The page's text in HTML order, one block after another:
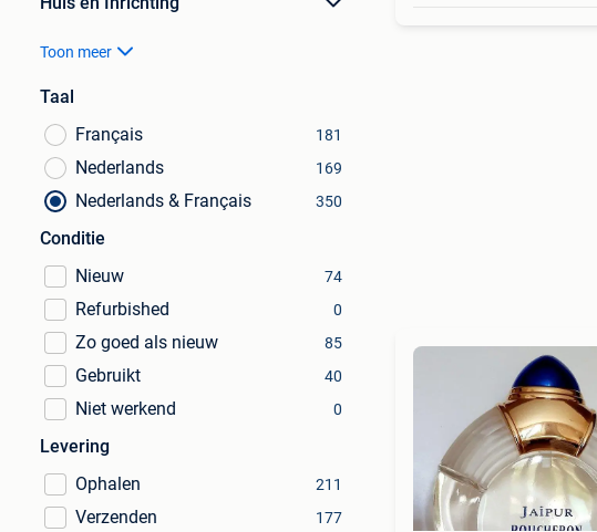
Toon meer
Taal
Français
181
Nederlands 169
Nederlands & Français 350
Conditie
Nieuw
74
Refurbished 0
Zo goed als nieuw 85
Gebruikt 40
Niet werkend 0
Levering
Ophalen
211
Verzenden 177